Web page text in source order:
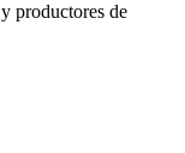
productores de